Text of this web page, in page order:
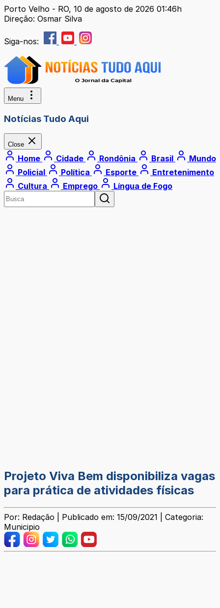
Porto Velho - RO, 10 de agosto de 2026 01:46h
Direção: Osmar Silva
Siga-nos:
Menu
Notícias Tudo Aqui
Close
Home Cidade Rondônia Brasil
Mundo
Policial
Política Esporte
Entretenimento
Cultura
Emprego Língua de Fogo
Projeto Viva Bem disponibiliza vagas
para prática de atividades físicas
Por: Redação | Publicado em: 15/09/2021 | Categoria:
Municipio